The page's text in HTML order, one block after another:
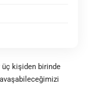
üç kişiden birinde